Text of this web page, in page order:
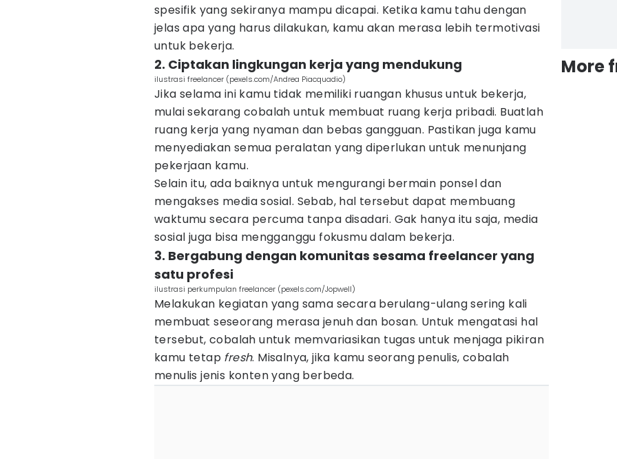
spesifik yang sekiranya mampu dicapai. Ketika kamu tahu dengan
jelas apa yang harus dilakukan, kamu akan merasa lebih termotivasi
untuk bekerja.
2. Ciptakan lingkungan kerja yang mendukung
ilustrasi freelancer (pexels.com/Andrea Piacquadio)
Jika selama ini kamu tidak memiliki ruangan khusus untuk bekerja,
mulai sekarang cobalah untuk membuat ruang kerja pribadi. Buatlah
ruang kerja yang nyaman dan bebas gangguan. Pastikan juga kamu
menyediakan semua peralatan yang diperlukan untuk menunjang
pekerjaan kamu.
Selain itu, ada baiknya untuk mengurangi bermain ponsel dan
mengakses media sosial. Sebab, hal tersebut dapat membuang
waktumu secara percuma tanpa disadari. Gak hanya itu saja, media
sosial juga bisa mengganggu fokusmu dalam bekerja.
3. Bergabung dengan komunitas sesama freelancer yang
satu profesi
ilustrasi perkumpulan freelancer (pexels.com/Jopwell)
Melakukan kegiatan yang sama secara berulang-ulang sering kali
membuat seseorang merasa jenuh dan bosan. Untuk mengatasi hal
tersebut, cobalah untuk memvariasikan tugas untuk menjaga pikiran
kamu tetap fresh. Misalnya, jika kamu seorang penulis, cobalah
menulis jenis konten yang berbeda.
More